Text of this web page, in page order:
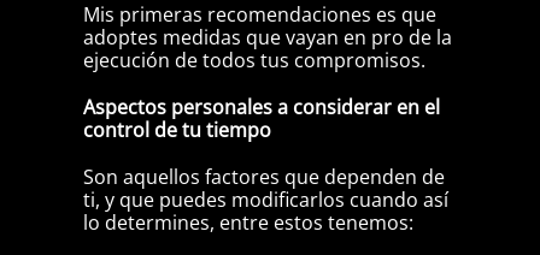
Mis primeras recomendaciones es que
adoptes medidas que vayan en pro de la
ejecución de todos tus compromisos.
Aspectos personales a considerar en el
control de tu tiempo
Son aquellos factores que dependen de
ti, y que puedes modificarlos cuando así
lo determines, entre estos tenemos: